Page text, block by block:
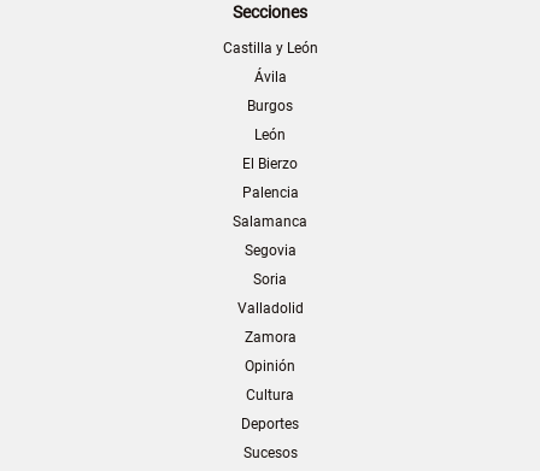
Secciones
Castilla y León
Ávila
Burgos
León
El Bierzo
Palencia
Salamanca
Segovia
Soria
Valladolid
Zamora
Opinión
Cultura
Deportes
Sucesos